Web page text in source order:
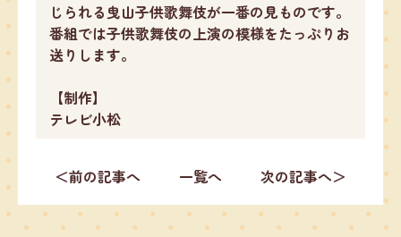
じられる曳山子供歌舞伎が一番の見ものです。
番組では子供歌舞伎の上演の模様をたっぷりお
送りします。
【制作】
テレビ小松
＜前の記事へ 一覧へ 次の記事へ＞